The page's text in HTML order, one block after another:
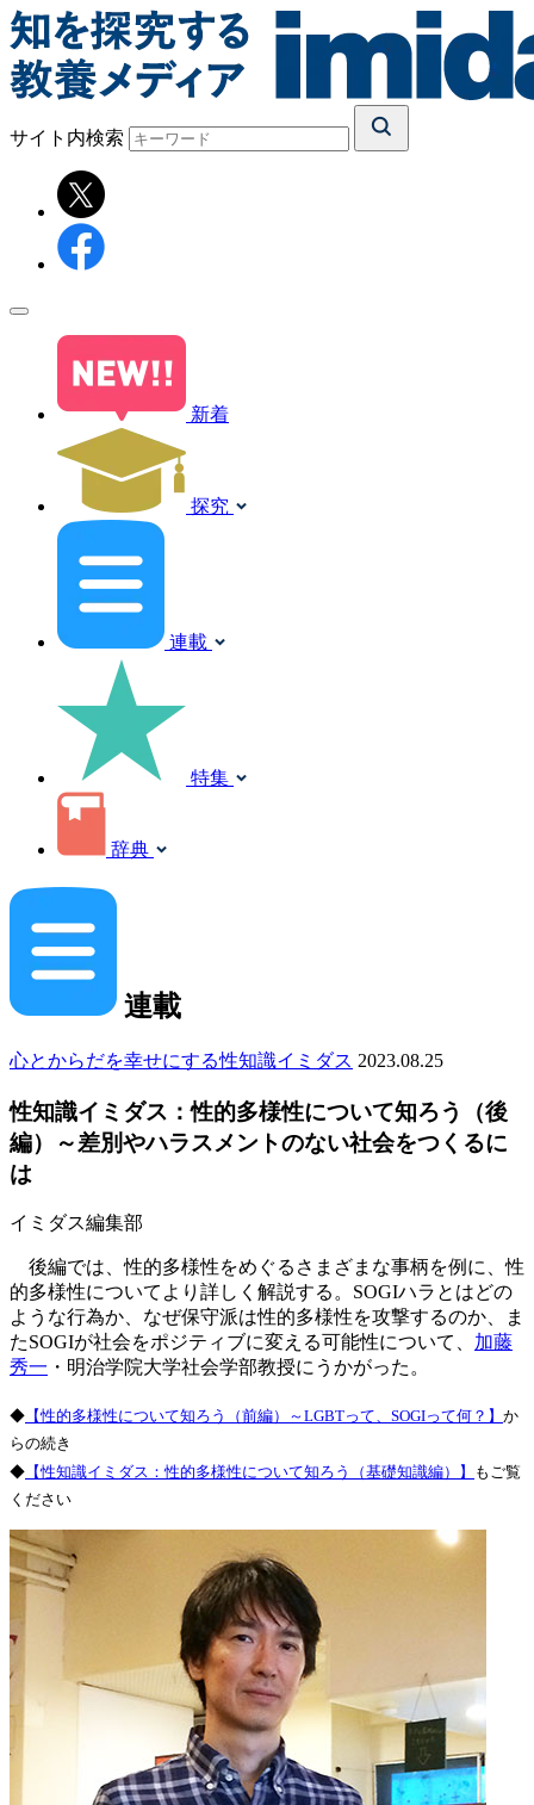
サイト内検索
新着
探究
連載
特集
辞典
連載
心とからだを幸せにする性知識イミダス 2023.08.25
性知識イミダス：性的多様性について知ろう（後
編）～差別やハラスメントのない社会をつくるに
は
イミダス編集部
後編では、性的多様性をめぐるさまざまな事柄を例に、性
的多様性についてより詳しく解説する。SOGIハラとはどの
ような行為か、なぜ保守派は性的多様性を攻撃するのか、ま
たSOGIが社会をポジティブに変える可能性について、 加藤
秀一 ・明治学院大学社会学部教授にうかがった。
◆ 【性的多様性について知ろう（前編）～LGBTって、SOGIって何？】 か
らの続き
◆ 【性知識イミダス：性的多様性について知ろう（基礎知識編）】
もご覧
ください